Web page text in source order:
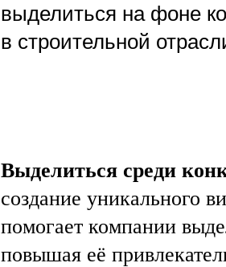
выделиться на фоне
в строительной
Выделиться среди
создание уникального
помогает компании
повышая её